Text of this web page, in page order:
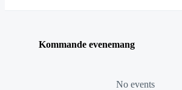
Kommande evenemang
No events